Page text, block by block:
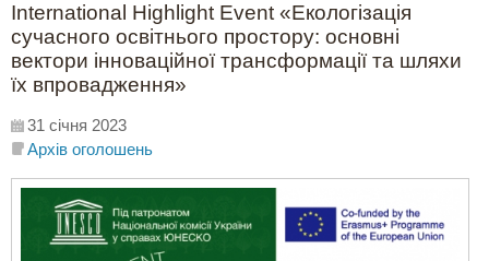
International Highlight Event «Екологізація
сучасного освітнього простору: основні
вектори інноваційної трансформації та шляхи
їх впровадження»
31 січня 2023
Архів оголошень